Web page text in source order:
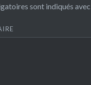
sont indiqués avec